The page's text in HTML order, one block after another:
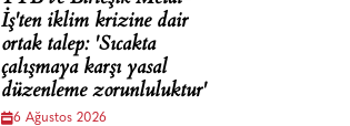
İş'ten iklim krizine dair
ortak talep: 'Sıcakta
çalışmaya karşı yasal
düzenleme zorunluluktur'
6 Ağustos 2026